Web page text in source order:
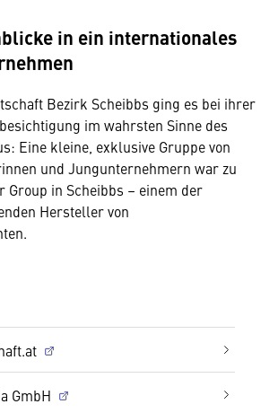
in ein internationales
Bezirk Scheibbs ging es bei ihrer
im wahrsten Sinne des
Eine kleine, exklusive Gruppe von
und Jungunternehmern war zu
Group in Scheibbs – einem der
Hersteller von
GmbH